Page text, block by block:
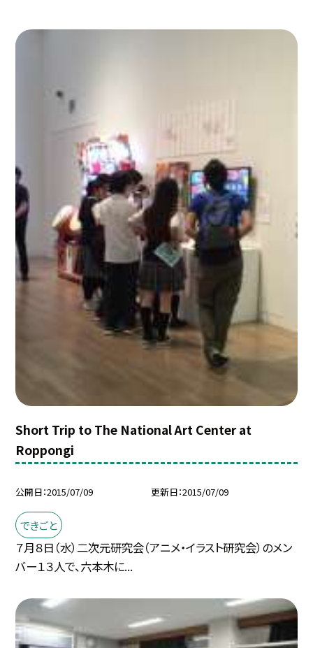
Short Trip to The National Art Center at
Roppongi
公開日 2015/07/09 更新日 2015/07/09
できごと
７月８日（水）二次元研究会（アニメ・イラスト研究会）のメン
バー１３人で、六本木に...